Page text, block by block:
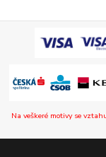
Na veškeré motivy se